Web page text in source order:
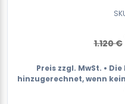
1.120€
Preis zzgl. MwSt. •
hinzugerechnet, wenn